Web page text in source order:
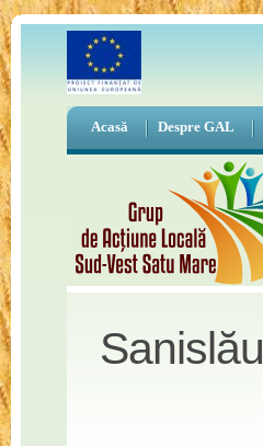
Acasă Despre GAL
Sanislău